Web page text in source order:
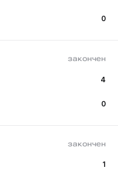
0
закончен
4
0
закончен
1